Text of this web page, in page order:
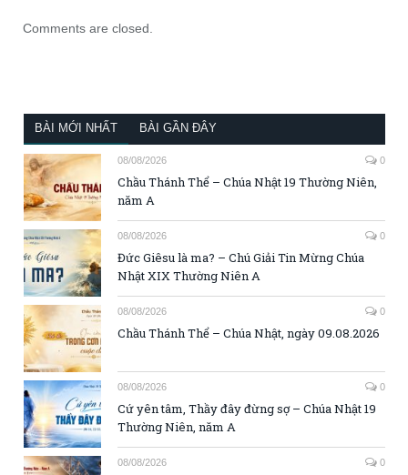
Comments are closed.
BÀI MỚI NHẤT BÀI GẦN ĐÂY
08/08/2026 0
Chầu Thánh Thể – Chúa Nhật 19 Thường Niên,
năm A
08/08/2026 0
Đức Giêsu là ma? – Chú Giải Tin Mừng Chúa
Nhật XIX Thường Niên A
08/08/2026 0
Chầu Thánh Thể – Chúa Nhật, ngày 09.08.2026
08/08/2026 0
Cứ yên tâm, Thầy đây đừng sợ – Chúa Nhật 19
Thường Niên, năm A
08/08/2026 0